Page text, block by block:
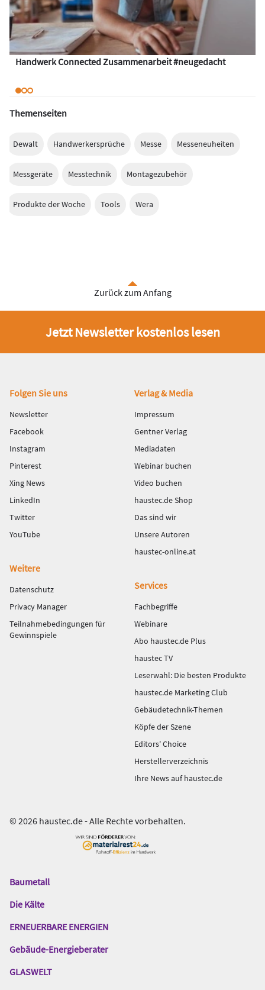
Handwerk Connected Zusammenarbeit #neugedacht
Themenseiten
Dewalt Handwerkersprüche Messe Messeneuheiten
Messgeräte Messtechnik Montagezubehör
Produkte der Woche Tools Wera
Zurück zum Anfang
Jetzt Newsletter kostenlos lesen
Fußbereich
Folgen Sie uns
Newsletter
Facebook
Instagram
Pinterest
Xing News
LinkedIn
Twitter
YouTube
Verlag & Media
Impressum
Gentner Verlag
Mediadaten
Webinar buchen
Video buchen
haustec.de Shop
Das sind wir
Unsere Autoren
haustec-online.at
Weitere
Datenschutz
Privacy Manager
Teilnahmebedingungen für
Gewinnspiele
Services
Fachbegriffe
Webinare
Abo haustec.de Plus
haustec TV
Leserwahl: Die besten Produkte
haustec.de Marketing Club
Gebäudetechnik-Themen
Köpfe der Szene
Editors' Choice
Herstellerverzeichnis
Ihre News auf haustec.de
© 2026 haustec.de - Alle Rechte vorbehalten.
Das
Gentner
Baumetall
Die Kälte
ERNEUERBARE ENERGIEN
Gebäude-Energieberater
GLASWELT